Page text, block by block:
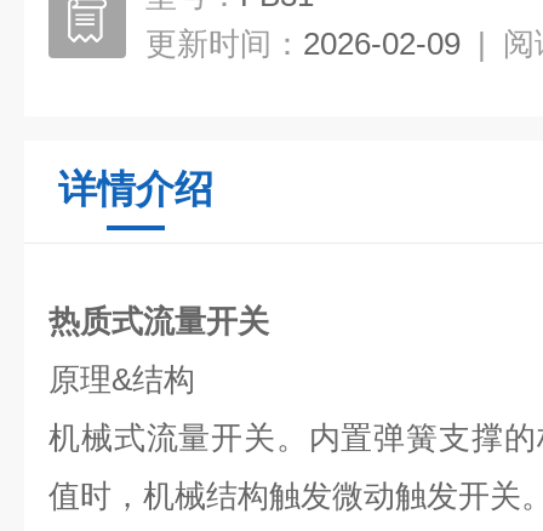
更新时间： 2026-02-09 | 阅
详情介绍
热质式流量开关
原理&结构
机械式流量开关。内置弹簧支撑
值时，机械结构触发微动触发开关